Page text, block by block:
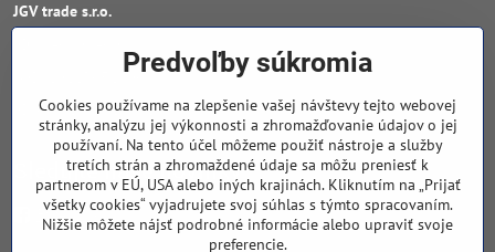
JGV trade s​.r​.o​.
DIČ : 20223652906
IČ DPH : SK 2023652906
Sledujte naše novinky
Facebook
Predvoľby súkromia
Cookies používame na zlepšenie vašej návštevy tejto webovej
stránky, analýzu jej výkonnosti a zhromažďovanie údajov o jej
používaní. Na tento účel môžeme použiť nástroje a služby
tretích strán a zhromaždené údaje sa môžu preniesť k
partnerom v EÚ, USA alebo iných krajinách. Kliknutím na „Prijať
všetky cookies“ vyjadrujete svoj súhlas s týmto spracovaním.
Nižšie môžete nájsť podrobné informácie alebo upraviť svoje
preferencie.